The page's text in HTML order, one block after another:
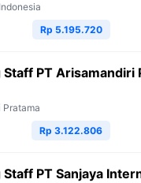
Rp 5.195.720
Staff PT Arisamandiri
Pratama
Rp 3.122.806
PT Sanjaya